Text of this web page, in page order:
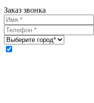
Заказ звонка